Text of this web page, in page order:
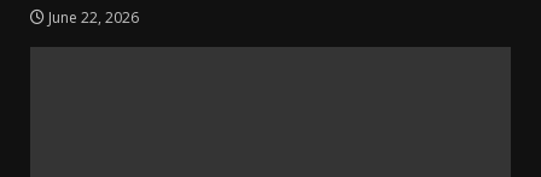
June 22, 2026